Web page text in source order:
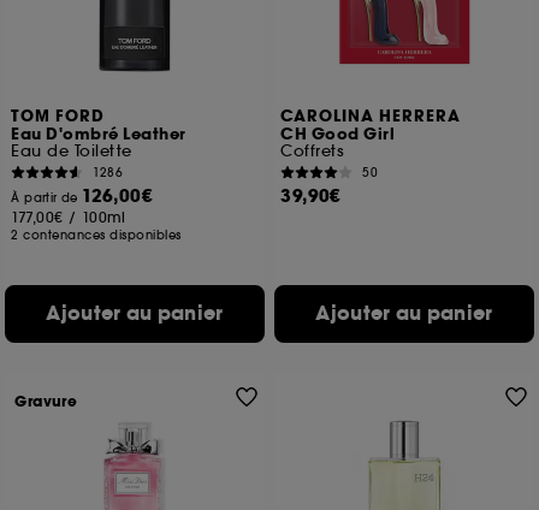
TOM FORD
Eau D'ombré Leather
Eau de Toilette
1286
À partir de 126,00€
177,00€ / 100ml
2 contenances disponibles
Ajouter au panier
CAROLINA HERRERA
CH Good Girl
Coffrets
50
39,90€
Ajouter au panier
Gravure